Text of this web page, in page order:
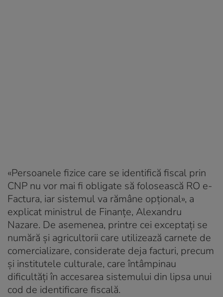
«Persoanele fizice care se identifică fiscal prin
CNP nu vor mai fi obligate să folosească RO e-
Factura, iar sistemul va rămâne opțional», a
explicat ministrul de Finanțe, Alexandru
Nazare. De asemenea, printre cei exceptați se
numără și agricultorii care utilizează carnete de
comercializare, considerate deja facturi, precum
și institutele culturale, care întâmpinau
dificultăți în accesarea sistemului din lipsa unui
cod de identificare fiscală.